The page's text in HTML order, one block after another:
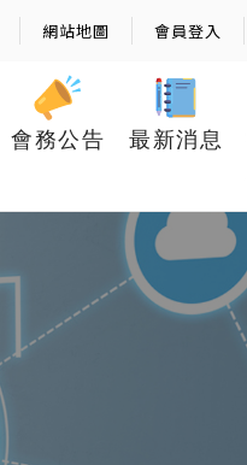
網站地圖 會員登入
會務公告 最新消息